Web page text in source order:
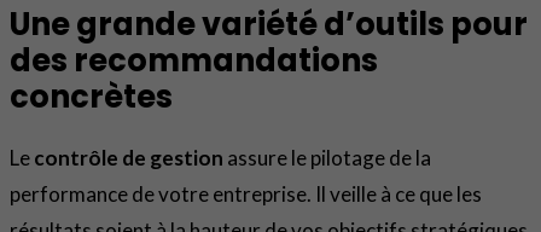
Une grande variété d’outils pour
des recommandations
concrètes
Lecontrôle de gestion assure le pilotage de la
performance de votre entreprise. Il veille à ce que les